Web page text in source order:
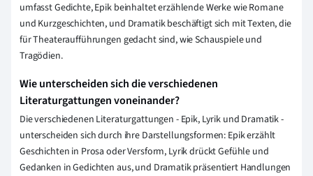
umfasst Gedichte, Epik beinhaltet erzählende Werke wie Romane
und Kurzgeschichten, und Dramatik beschäftigt sich mit Texten, die
für Theateraufführungen gedacht sind, wie Schauspiele und
Tragödien.
Wie unterscheiden sich die verschiedenen
Literaturgattungen voneinander?
Die verschiedenen Literaturgattungen - Epik, Lyrik und Dramatik -
unterscheiden sich durch ihre Darstellungsformen: Epik erzählt
Geschichten in Prosa oder Versform, Lyrik drückt Gefühle und
Gedanken in Gedichten aus, und Dramatik präsentiert Handlungen